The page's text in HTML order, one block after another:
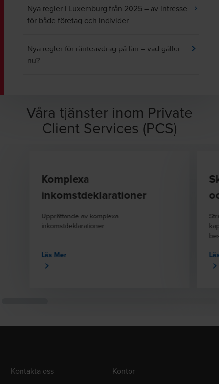
Nya regler i Luxemburg från 2025 – av intresse
för både företag och individer
Nya regler för ränteavdrag på lån – vad gäller
nu?
Våra tjänster inom Private
Client Services (PCS)
Komplexa
inkomstdeklarationer
Upprättande av komplexa
inkomstdeklarationer
Läs Mer
Kontakta oss Kontor